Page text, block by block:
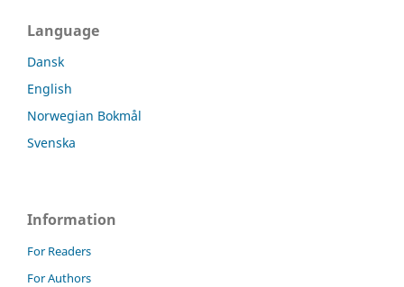
Language
Dansk
English
Norwegian Bokmål
Svenska
Information
For Readers
For Authors